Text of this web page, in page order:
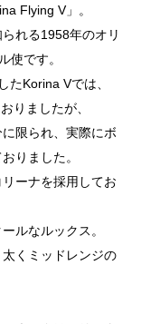
Flying V」。
れる1958年のオリ
使です。
たKorina Vでは、
りましたが、
限られ、実際にボ
りました。
ーナを採用してお
ルなルックス。
くミッドレンジの